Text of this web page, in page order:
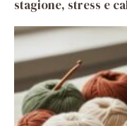
stagione, stress e